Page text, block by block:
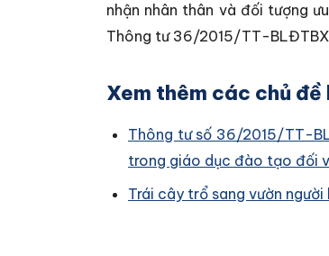
nhận nhân thân và đối tượng
Thông tư 36/2015/TT-
Xem thêm các chủ đề
Thông tư số 36/2015/TT-
trong giáo dục đào tạo đối
Trái cây trổ sang vườn